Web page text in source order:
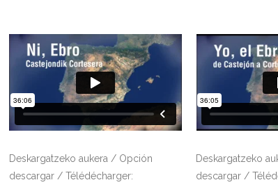
Deskargatzeko aukera / Opción
descargar / Télédécharger:
Deskargatzeko
descargar /